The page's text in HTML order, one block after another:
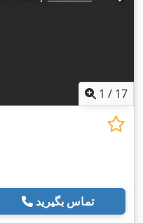
1 / 17
تماس بگیرید